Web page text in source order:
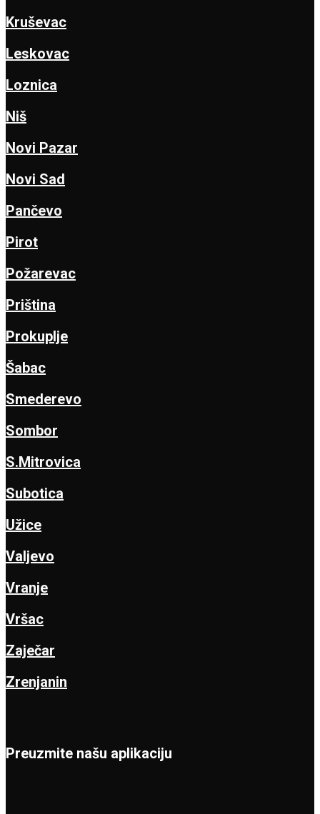
Kruševac
Leskovac
Loznica
Niš
Novi Pazar
Novi Sad
Pančevo
Pirot
Požarevac
Priština
Prokuplje
Šabac
Smederevo
Sombor
S.Mitrovica
Subotica
Užice
Valjevo
Vranje
Vršac
Zaječar
Zrenjanin
Preuzmite našu aplikaciju